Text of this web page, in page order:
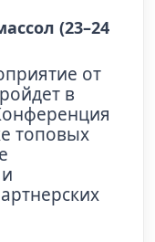
(23–24
от
в
топовых